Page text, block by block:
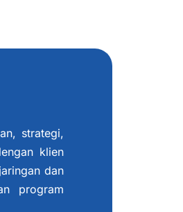
strategi,
klien
dan
program